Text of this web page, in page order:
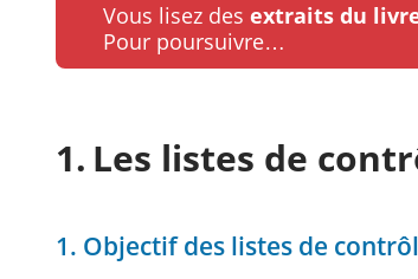
Vous lisez des extraits du
Pour poursuivre…
Les listes de
1. Objectif des listes de